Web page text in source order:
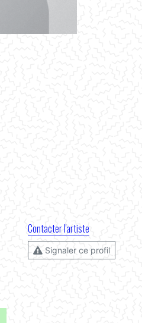
Contacter l'artiste
Signaler ce profil